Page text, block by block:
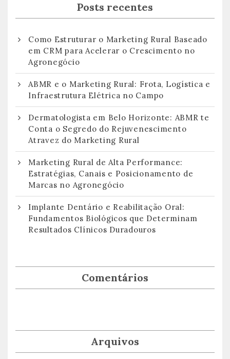
Posts recentes
Como Estruturar o Marketing Rural Baseado
em CRM para Acelerar o Crescimento no
Agronegócio
ABMR e o Marketing Rural: Frota, Logística e
Infraestrutura Elétrica no Campo
Dermatologista em Belo Horizonte: ABMR te
Conta o Segredo do Rejuvenescimento
Atravez do Marketing Rural
Marketing Rural de Alta Performance:
Estratégias, Canais e Posicionamento de
Marcas no Agronegócio
Implante Dentário e Reabilitação Oral:
Fundamentos Biológicos que Determinam
Resultados Clínicos Duradouros
Comentários
Arquivos